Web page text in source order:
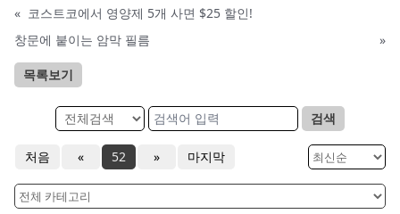
« 코스트코에서 영양제 5개 사면 $25 할인!
창문에 붙이는 암막 필름
»
목록보기
검색
처음 « 52 » 마지막